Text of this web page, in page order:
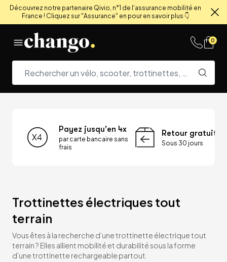
Découvrez notre partenaire Qivio, n°1 de l'assurance mobilité en
France ! Cliquez sur "Assurance" en pour en savoir plus 👇
0
Payez jusqu'en 4x
par carte bancaire sans
frais
Retour gratuit
Sous 30 jours
Trottinettes électriques tout
terrain
Vous êtes à la recherche d’une trottinette électrique tout
terrain ? Elles allient mobilité et durabilité sous la forme
d’une trottinette rechargeable partout.